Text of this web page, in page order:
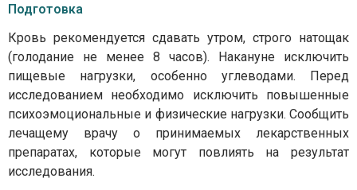
Подготовка
Кровь рекомендуется сдавать утром, строго натощак
(голодание не менее 8 часов). Накануне исключить
пищевые нагрузки, особенно углеводами. Перед
исследованием необходимо исключить повышенные
психоэмоциональные и физические нагрузки. Сообщить
лечащему врачу о принимаемых лекарственных
препаратах, которые могут повлиять на результат
исследования.